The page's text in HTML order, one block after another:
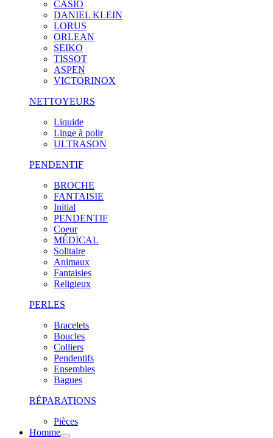
CASIO
DANIEL KLEIN
LORUS
ORLEAN
SEIKO
TISSOT
ASPEN
VICTORINOX
NETTOYEURS
Liquide
Linge à polir
ULTRASON
PENDENTIF
BROCHE
FANTAISIE
Initial
PENDENTIF
Coeur
MÉDICAL
Solitaire
Animaux
Fantaisies
Religieux
PERLES
Bracelets
Boucles
Colliers
Pendentifs
Ensembles
Bagues
RÉPARATIONS
Pièces
Homme